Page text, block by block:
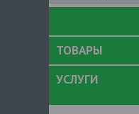
ТОВАРЫ
УСЛУГИ